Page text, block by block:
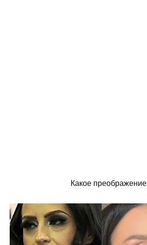
Какое преображение